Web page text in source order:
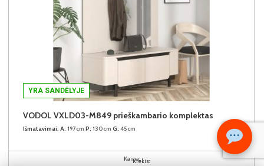
Kiekis:
YRA SANDĖLYJE
VODOL VXLD03-M849 prieškambario komplektas
Išmatavimai: A: 197cm P: 130cm G: 45cm
Kaina: